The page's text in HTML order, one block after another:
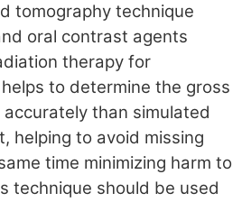
tomography technique
oral contrast agents
therapy for
to determine the gross
than simulated
helping to avoid missing
time minimizing harm to
technique should be used